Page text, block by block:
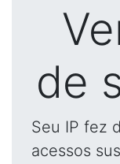
de
Seu IP fez
acessos